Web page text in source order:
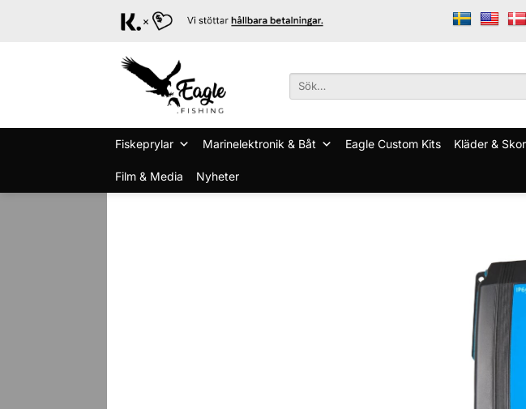
Sök
Fiskeprylar Marinelektronik & Båt Eagle Custom Kits Kläder & Skor
Film & Media Nyheter